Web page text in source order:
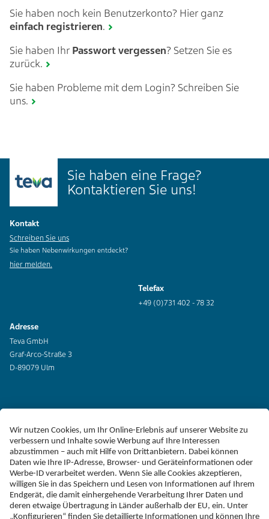
Sie haben noch kein Benutzerkonto? Hier ganz
einfach registrieren.
Sie haben Ihr Passwort vergessen? Setzen Sie es
zurück.
Sie haben Probleme mit dem Login? Schreiben Sie
uns.
Sie haben eine Frage?
Kontaktieren Sie uns!
Kontakt
Schreiben Sie uns
Sie haben Nebenwirkungen entdeckt?
hier melden.
Telefax
+49 (0)731 402 - 78 32
Adresse
Teva GmbH
Graf-Arco-Straße 3
D-89079 Ulm
Erklärung zur Barrierefreiheit
Impressum
Liefer-AGB
Datenschutz
Haftungsausschluss